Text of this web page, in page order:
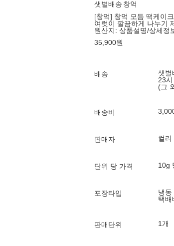
샛별배송 창억
[창억] 창억 모듬 떡케이
여럿이 깔끔하게 나누기
원산지: 상품설명/상세정
35,900원
배송
샛별
23
(그
배송비
판매자 컬리
단위 당 가격 10g
포장타입
냉동
택배
판매단위 1개